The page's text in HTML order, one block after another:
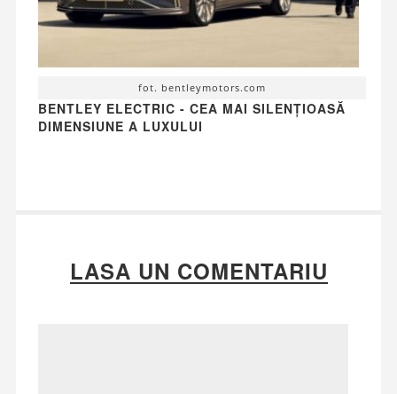
fot. bentleymotors.com
BENTLEY ELECTRIC - CEA MAI SILENȚIOASĂ
DIMENSIUNE A LUXULUI
LASA UN COMENTARIU